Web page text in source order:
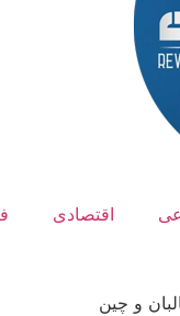
اقتصادی
و چین